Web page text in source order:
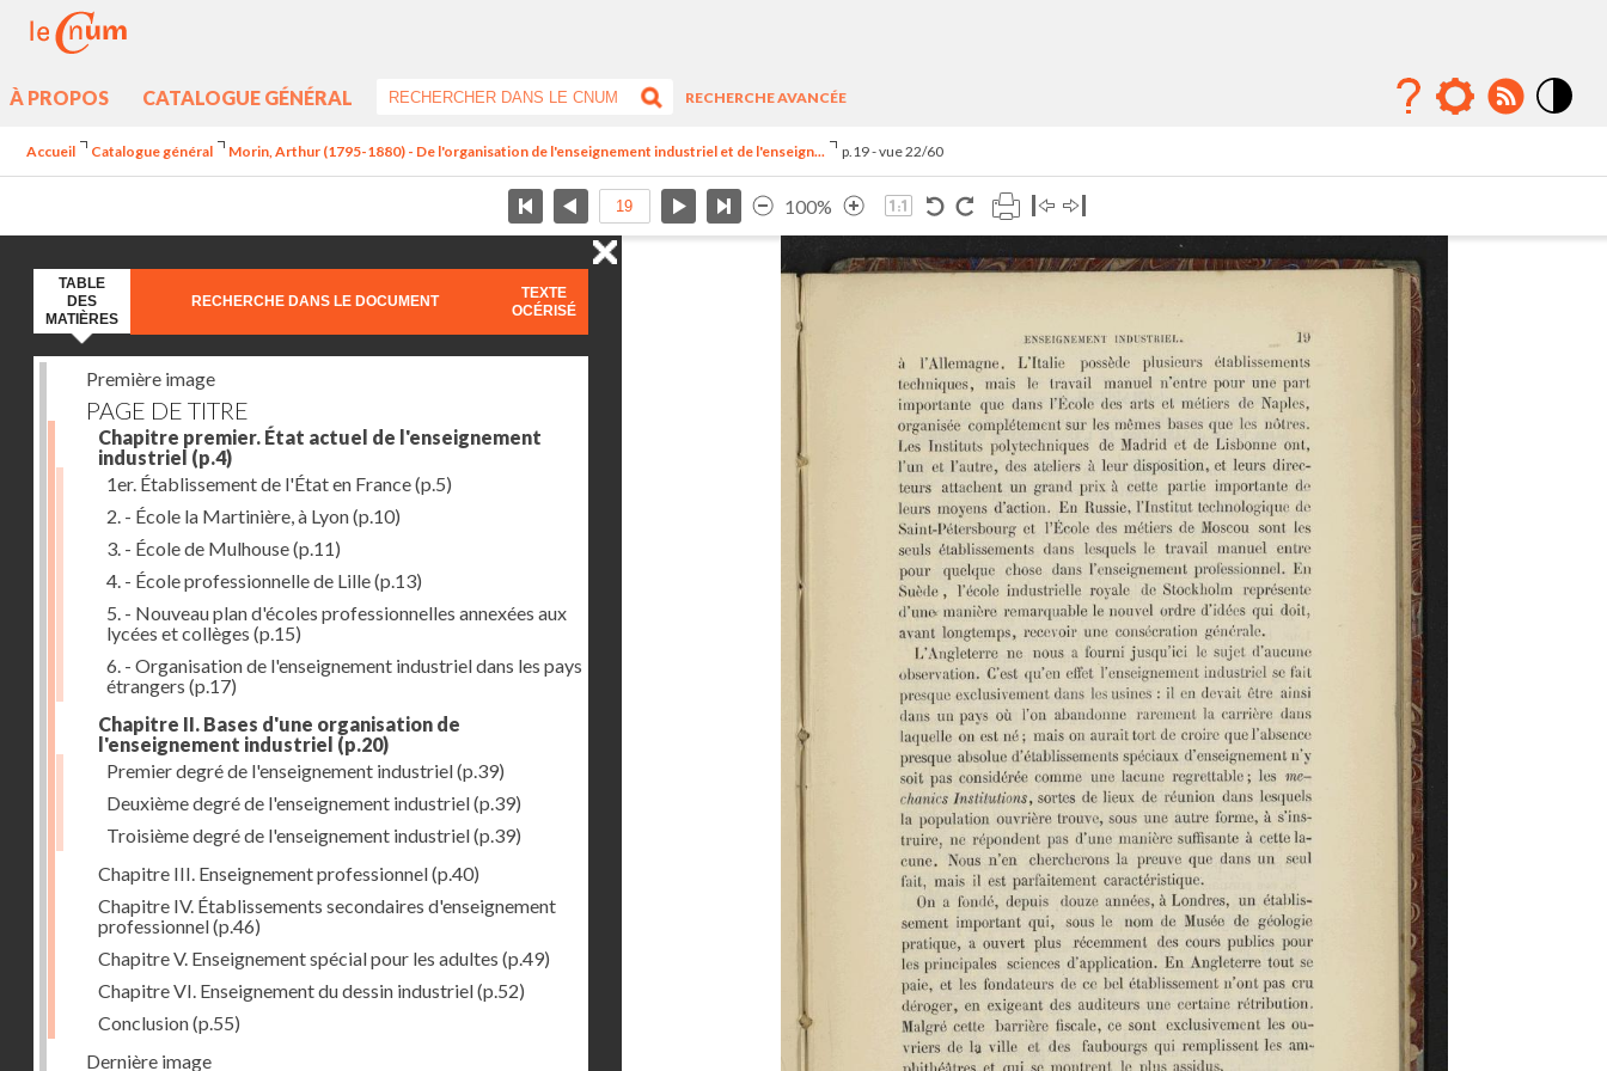
À PROPOS CATALOGUE GÉNÉRAL
RECHERCHE AVANCÉE
Accueil Catalogue général Morin, Arthur (1795-1880) - De l'organisation de l'enseignement industriel et de l'enseign... p.19 - vue 22/60
100%
TABLE
DES
MATIÈRES
RECHERCHE DANS LE DOCUMENT
TEXTE
OCÉRISÉ
Première image
PAGE DE TITRE
Chapitre premier. État actuel de l'enseignement
industriel (p.4)
1er. Établissement de l'État en France(p.5)
2. - École la Martinière, à Lyon(p.10)
3. - École de Mulhouse(p.11)
4. - École professionnelle de Lille(p.13)
5. - Nouveau plan d'écoles professionnelles annexées aux
lycées et collèges (p.15)
6. - Organisation de l'enseignement industriel dans les pays
étrangers (p.17)
Chapitre II. Bases d'une organisation de
l'enseignement industriel (p.20)
Premier degré de l'enseignement industriel(p.39)
Deuxième degré de l'enseignement industriel(p.39)
Troisième degré de l'enseignement industriel(p.39)
Chapitre III. Enseignement professionnel(p.40)
Chapitre IV. Établissements secondaires d'enseignement
professionnel(p.46)
Chapitre V. Enseignement spécial pour les adultes (p.49)
Chapitre VI. Enseignement du dessin industriel(p.52)
Conclusion(p.55)
Dernière image